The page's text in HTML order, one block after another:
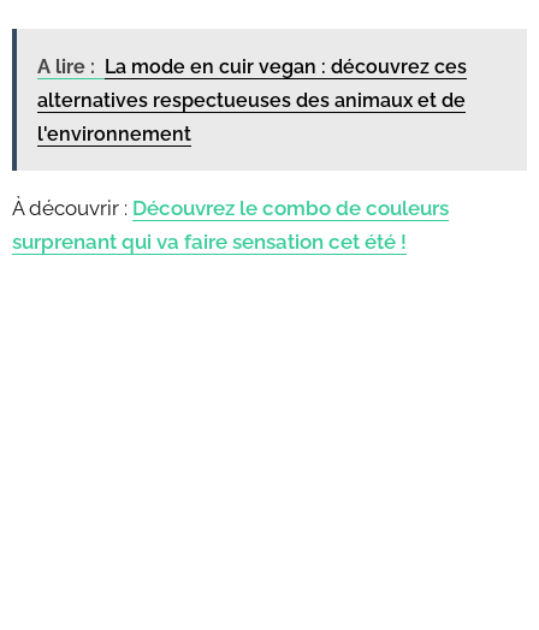
A lire : La mode en cuir vegan : découvrez ces
alternatives respectueuses des animaux et de
l'environnement
À découvrir : Découvrez le combo de couleurs
surprenant qui va faire sensation cet été !